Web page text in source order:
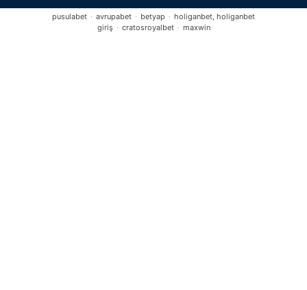
pusulabet · avrupabet · betyap · holiganbet, holiganbet
giriş · cratosroyalbet · maxwin